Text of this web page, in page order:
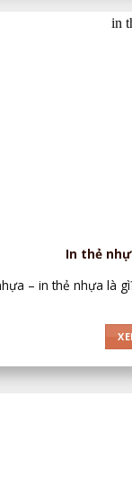
In thẻ
– in thẻ nhựa là